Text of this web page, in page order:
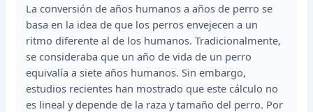
La conversión de años humanos a años de perro se
basa en la idea de que los perros envejecen a un
ritmo diferente al de los humanos. Tradicionalmente,
se consideraba que un año de vida de un perro
equivalía a siete años humanos. Sin embargo,
estudios recientes han mostrado que este cálculo no
es lineal y depende de la raza y tamaño del perro. Por